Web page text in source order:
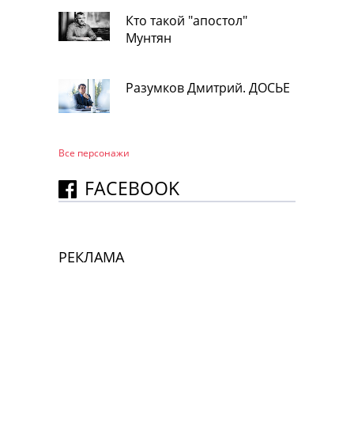
Кто такой "апостол"
Мунтян
Разумков Дмитрий. ДОСЬЕ
Все персонажи
FACEBOOK
РЕКЛАМА